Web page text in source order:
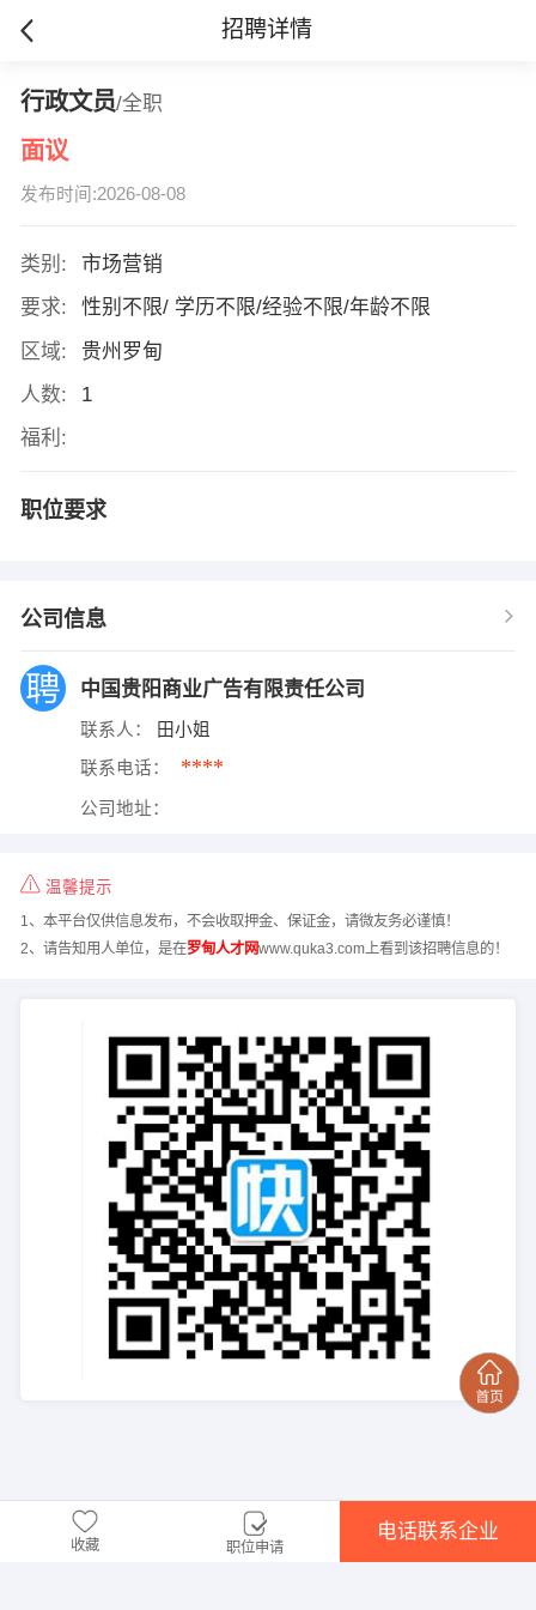
招聘详情
行政文员/全职
面议
发布时间:2026-08-08
类别:
市场营销
要求:
性别不限/ 学历不限/经验不限/年龄不限
区域:
贵州罗甸
人数:
1
福利:
职位要求
公司信息
中国贵阳商业广告有限责任公司
联系人： 田小姐
联系电话： ****
公司地址：
温馨提示
1、本平台仅供信息发布，不会收取押金、保证金，请微友务必谨慎！
2、请告知用人单位，是在罗甸人才网www.quka3.com上看到该招聘信息的！
收藏 职位申请
电话联系企业